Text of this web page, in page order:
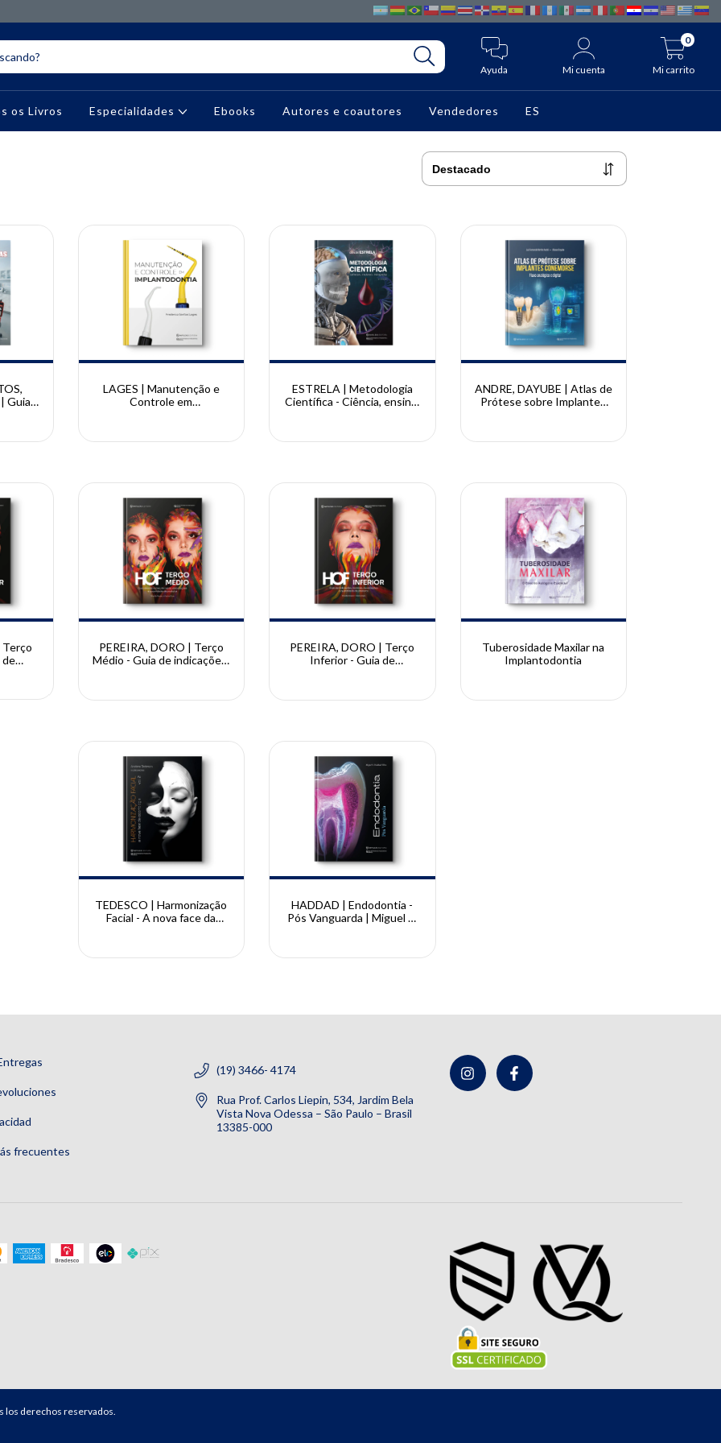
Ayuda Mi cuenta Mi carrito
0
os Livros Especialidades Ebooks Autores e coautores Vendedores ES
Guia
LAGES | Manutenção e
Controle em
ESTRELA | Metodologia
Científica - Ciência, ensino,
ANDRE, DAYUBE | Atlas de
Prótese sobre Implantes
Fernando Martins André,
Terço
de
PEREIRA, DORO | Terço
Médio - Guia de indicações,
Priscilla Pereira e Karina
PEREIRA, DORO | Terço
Inferior - Guia de
de produtos | Priscilla
Tuberosidade Maxilar na
Implantodontia
TEDESCO | Harmonização
Facial - A nova face da
HADDAD | Endodontia -
Pós Vanguarda | Miguel S.
frecuentes
(19) 3466- 4174
Rua Prof. Carlos Liepin, 534, Jardim Bela
Vista Nova Odessa – São Paulo – Brasil
13385-000
los derechos reservados.